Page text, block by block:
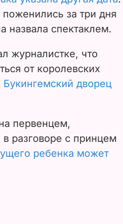
за три дня
назвала спектаклем.
журналистке, что
от королевских
Букингемский дворец
первенцем,
разговоре с принцем
ребенка может